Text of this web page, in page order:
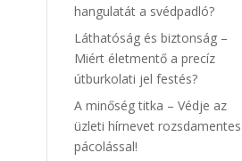
hangulatát a svédpadló?
Láthatóság és biztonság –
Miért életmentő a precíz
útburkolati jel festés?
A minőség titka – Védje az
üzleti hírnevet rozsdamentes
pácolással!